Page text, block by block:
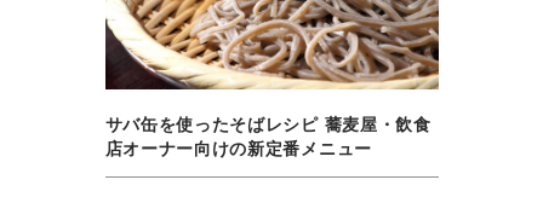
サバ缶を使ったそばレシピ 蕎麦屋・飲食
店オーナー向けの新定番メニュー